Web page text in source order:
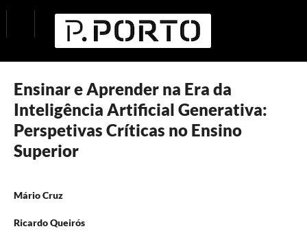
Ensinar e Aprender na Era da
Inteligência Artificial Generativa:
Perspetivas Críticas no Ensino
Superior
Mário Cruz
Ricardo Queirós